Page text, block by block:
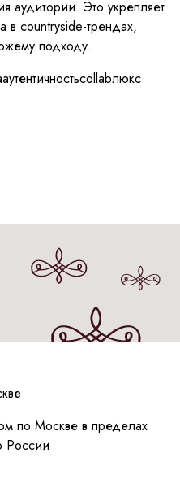
аудитории. Это укрепляет
в countryside-трендах,
подходу.
аутентичностьcollabлюкс
данных
по Москве в пределах
России